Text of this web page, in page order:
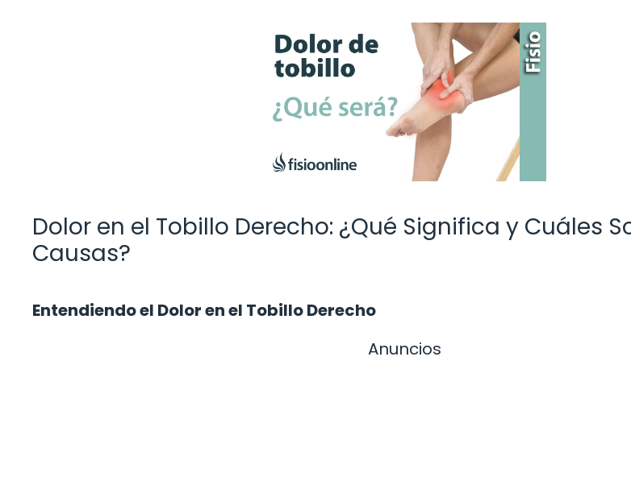
Dolor en el Tobillo Derecho: ¿Qué Significa y Cuáles
Causas?
Entendiendo el Dolor en el Tobillo Derecho
Anuncios